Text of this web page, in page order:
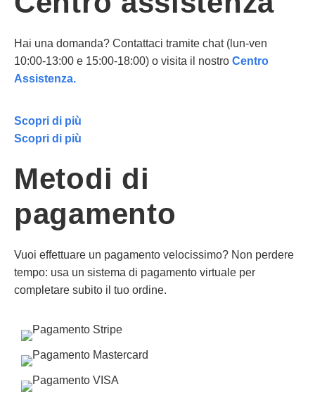
Hai una domanda? Contattaci tramite chat (lun-ven
10:00-13:00 e 15:00-18:00) o visita il nostro Centro
Assistenza.
Scopri di più
Scopri di più
Metodi di
pagamento
Vuoi effettuare un pagamento velocissimo? Non perdere
tempo: usa un sistema di pagamento virtuale per
completare subito il tuo ordine.